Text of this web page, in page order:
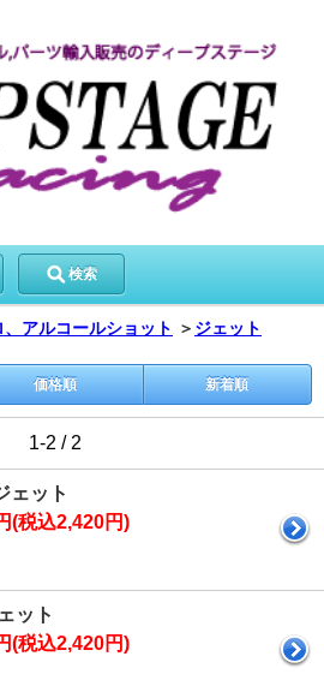
検索
アルコールショット ＞ ジェット
価格順 新着順
1-2 / 2
ェット
(税込2,420円)
ット
(税込2,420円)